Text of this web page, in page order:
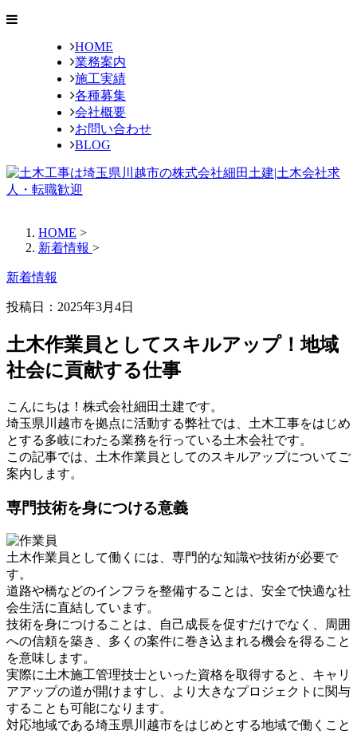
HOME
業務案内
施工実績
各種募集
会社概要
お問い合わせ
BLOG
HOME >
新着情報 >
新着情報
投稿日：2025年3月4日
土木作業員としてスキルアップ！地域
社会に貢献する仕事
こんにちは！株式会社細田土建です。
埼玉県川越市を拠点に活動する弊社では、土木工事をはじめ
とする多岐にわたる業務を行っている土木会社です。
この記事では、土木作業員としてのスキルアップについてご
案内します。
専門技術を身につける意義
土木作業員として働くには、専門的な知識や技術が必要で
す。
道路や橋などのインフラを整備することは、安全で快適な社
会生活に直結しています。
技術を身につけることは、自己成長を促すだけでなく、周囲
への信頼を築き、多くの案件に巻き込まれる機会を得ること
を意味します。
実際に土木施工管理技士といった資格を取得すると、キャリ
アアップの道が開けますし、より大きなプロジェクトに関与
することも可能になります。
対応地域である埼玉県川越市をはじめとする地域で働くこと